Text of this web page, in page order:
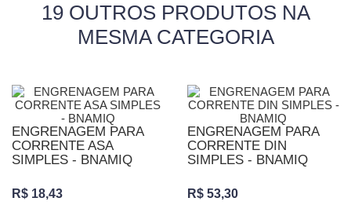
19 OUTROS PRODUTOS NA
MESMA CATEGORIA
ENGRENAGEM PARA
CORRENTE ASA
SIMPLES - BNAMIQ
R$ 18,43
ENGRENAGEM PARA
CORRENTE DIN
SIMPLES - BNAMIQ
R$ 53,30